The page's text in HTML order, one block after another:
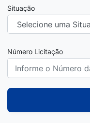
Situação
Número Licitação